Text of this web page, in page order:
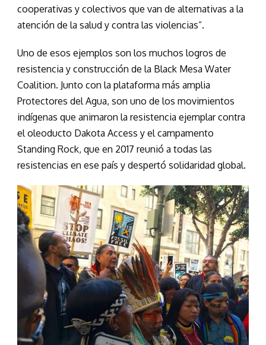
cooperativas y colectivos que van de alternativas a la
atención de la salud y contra las violencias”.
Uno de esos ejemplos son los muchos logros de
resistencia y construcción de la Black Mesa Water
Coalition. Junto con la plataforma más amplia
Protectores del Agua, son uno de los movimientos
indígenas que animaron la resistencia ejemplar contra
el oleoducto Dakota Access y el campamento
Standing Rock, que en 2017 reunió a todas las
resistencias en ese país y despertó solidaridad global.